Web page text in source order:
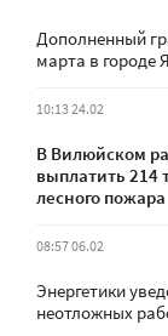
Дополненный
марта в городе
10:13 24.02
В Вилюйском
выплатить 214
лесного пожара
08:57 06.02
Энергетики
неотложных